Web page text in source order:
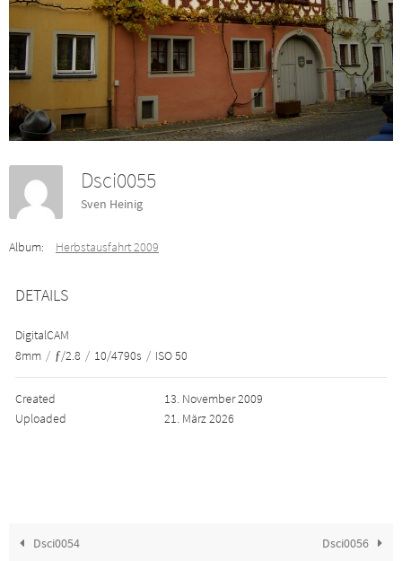
Dsci0055
Sven Heinig
Album: Herbstausfahrt 2009
DETAILS
DigitalCAM
8mm / ƒ/2.8 / 10/4790s / ISO 50
Created
13. November 2009
Uploaded
21. März 2026
Dsci0054 Dsci0056